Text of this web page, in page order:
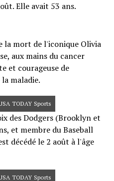
Elle avait 53 ans.
la mort de l'iconique Olivia
aux mains du cancer
et courageuse de
maladie.
TODAY Sports
des Dodgers (Brooklyn et
et membre du Baseball
décédé le 2 août à l'âge
TODAY Sports